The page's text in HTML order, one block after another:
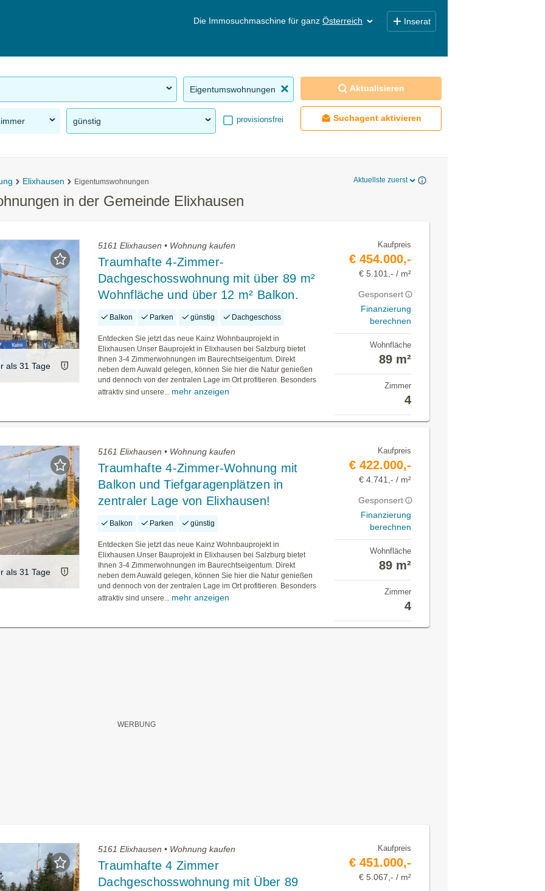
Die Immosuchmaschine für ganz Österreich Inserat
Eigentumswohnungen
günstig provisionsfrei
Aktualisieren
Suchagent aktivieren
Elixhausen Eigentumswohnungen Aktuellste zuerst
in der Gemeinde Elixhausen
als 31 Tage
5161 Elixhausen • Wohnung kaufen
Traumhafte 4-Zimmer-
Dachgeschosswohnung mit über 89 m²
Wohnfläche und über 12 m² Balkon.
Balkon Parken günstig Dachgeschoss
Entdecken Sie jetzt das neue Kainz Wohnbauprojekt in
Elixhausen.Unser Bauprojekt in Elixhausen bei Salzburg bietet
Ihnen 3-4 Zimmerwohnungen im Baurechtseigentum. Direkt
neben dem Auwald gelegen, können Sie hier die Natur genießen
und dennoch von der zentralen Lage im Ort profitieren. Besonders
attraktiv sind unsere... mehr anzeigen
Kaufpreis
€ 454.000,-
€ 5.101,- / m²
Gesponsert
Finanzierung
berechnen
Wohnfläche
89 m²
Zimmer
4
als 31 Tage
5161 Elixhausen • Wohnung kaufen
Traumhafte 4-Zimmer-Wohnung mit
Balkon und Tiefgaragenplätzen in
zentraler Lage von Elixhausen!
Balkon Parken günstig
Entdecken Sie jetzt das neue Kainz Wohnbauprojekt in
Elixhausen.Unser Bauprojekt in Elixhausen bei Salzburg bietet
Ihnen 3-4 Zimmerwohnungen im Baurechtseigentum. Direkt
neben dem Auwald gelegen, können Sie hier die Natur genießen
und dennoch von der zentralen Lage im Ort profitieren. Besonders
attraktiv sind unsere... mehr anzeigen
Kaufpreis
€ 422.000,-
€ 4.741,- / m²
Gesponsert
Finanzierung
berechnen
Wohnfläche
89 m²
Zimmer
4
5161 Elixhausen • Wohnung kaufen
Traumhafte 4 Zimmer
Dachgeschosswohnung mit Über 89
Kaufpreis
€ 451.000,-
€ 5.067,- / m²